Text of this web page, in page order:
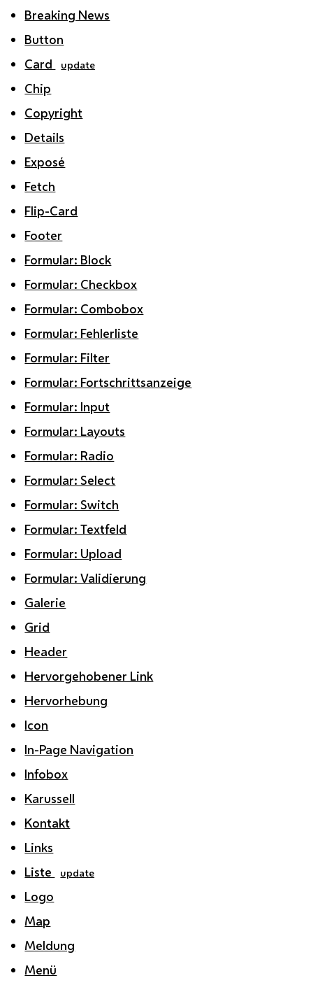
Breaking News
Button
Card
update
Chip
Copyright
Details
Exposé
Fetch
Flip-Card
Footer
Formular: Block
Formular: Checkbox
Formular: Combobox
Formular: Fehlerliste
Formular: Filter
Formular: Fortschrittsanzeige
Formular: Input
Formular: Layouts
Formular: Radio
Formular: Select
Formular: Switch
Formular: Textfeld
Formular: Upload
Formular: Validierung
Galerie
Grid
Header
Hervorgehobener Link
Hervorhebung
Icon
In-Page Navigation
Infobox
Karussell
Kontakt
Links
Liste
update
Logo
Map
Meldung
Menü